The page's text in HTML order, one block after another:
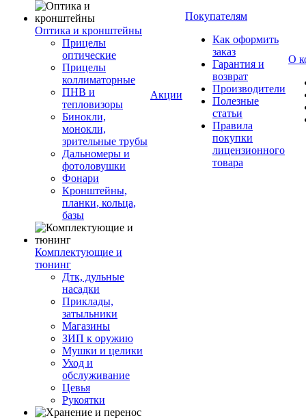
Оптика и кронштейны
Прицелы
оптические
Прицелы
коллиматорные
ПНВ и
тепловизоры
Бинокли,
монокли,
зрительные трубы
Дальномеры и
фотоловушки
Фонари
Кронштейны,
планки, кольца,
базы
Комплектующие и
тюнинг
Дтк, дульные
насадки
Приклады,
затыльники
Магазины
ЗИП к оружию
Мушки и целики
Уход и
обслуживание
Цевья
Рукоятки
Акции
Покупателям
Как оформить
заказ
Гарантия и
возврат
Производители
Полезные
статьи
Правила
покупки
лицензионного
товара
О